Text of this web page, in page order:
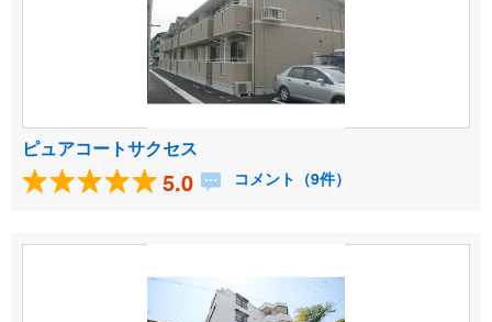
ピュアコートサクセス
5.0 コメント（9件）